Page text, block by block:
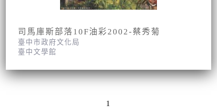
司馬庫斯部落10F油彩2002-蔡秀菊
臺中市政府文化局
臺中文學館
1